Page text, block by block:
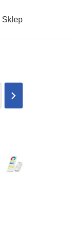
Sklep